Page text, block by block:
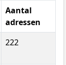
Aantal
adressen
222